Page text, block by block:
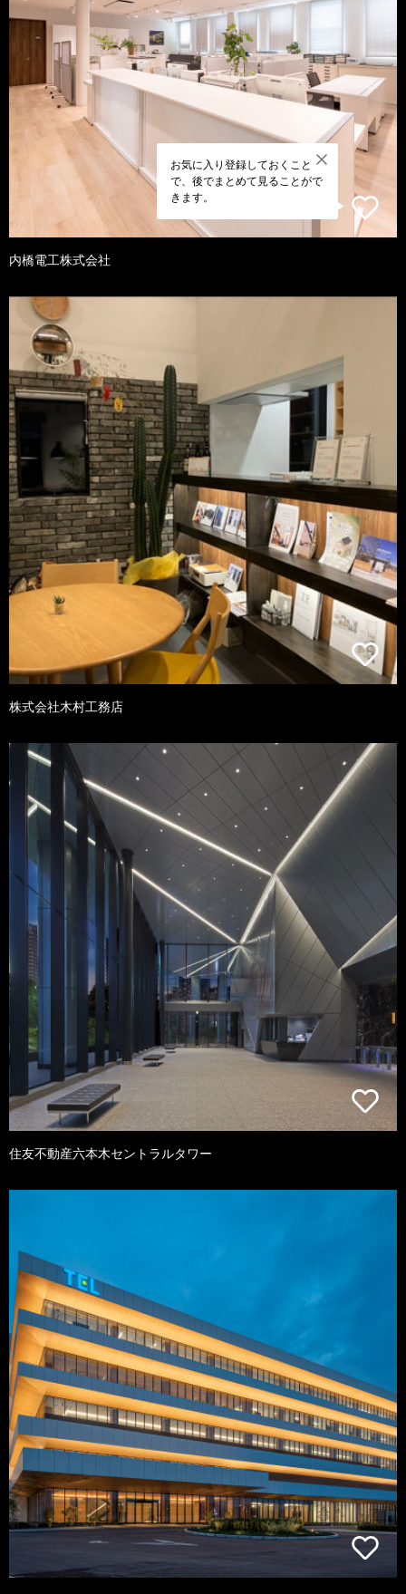
お気に入り登録しておくこと
で、後でまとめて見ることがで
きます。
内橋電工株式会社
株式会社木村工務店
住友不動産六本木セントラルタワー